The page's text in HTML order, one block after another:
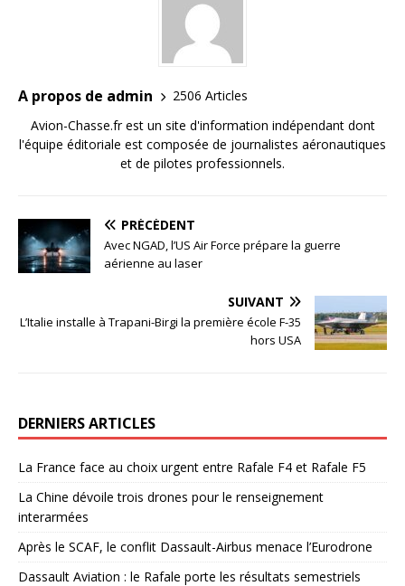
A propos de admin
2506 Articles
Avion-Chasse.fr est un site d'information indépendant dont
l'équipe éditoriale est composée de journalistes aéronautiques
et de pilotes professionnels.
PRÉCÉDENT
Avec NGAD, l’US Air Force prépare la guerre
aérienne au laser
SUIVANT
L’Italie installe à Trapani-Birgi la première école F-35
hors USA
DERNIERS ARTICLES
La France face au choix urgent entre Rafale F4 et Rafale F5
La Chine dévoile trois drones pour le renseignement
interarmées
Après le SCAF, le conflit Dassault-Airbus menace l’Eurodrone
Dassault Aviation : le Rafale porte les résultats semestriels